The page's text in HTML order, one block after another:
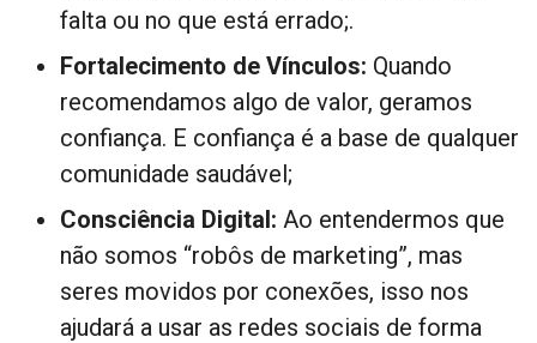
falta ou no que está errado;.
Fortalecimento de Vínculos: Quando
recomendamos algo de valor, geramos
confiança. E confiança é a base de qualquer
comunidade saudável;
Consciência Digital: Ao entendermos que
não somos “robôs de marketing”, mas
seres movidos por conexões, isso nos
ajudará a usar as redes sociais de forma